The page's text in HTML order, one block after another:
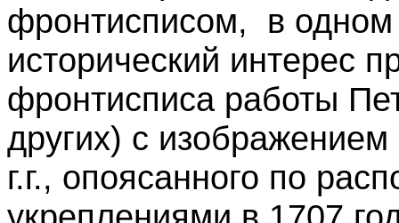
фронтисписом, в
исторический интерес
фронтисписа работы
других) с
г.г., опоясанного по